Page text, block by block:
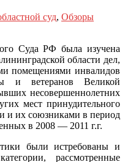
суд, Обзоры
Суда РФ была изучена
области дел,
помещениями инвалидов
и ветеранов Великой
несовершеннолетних
мест принудительного
и их союзниками в период
в 2008 — 2011 г.г.
были истребованы и
рассмотренные